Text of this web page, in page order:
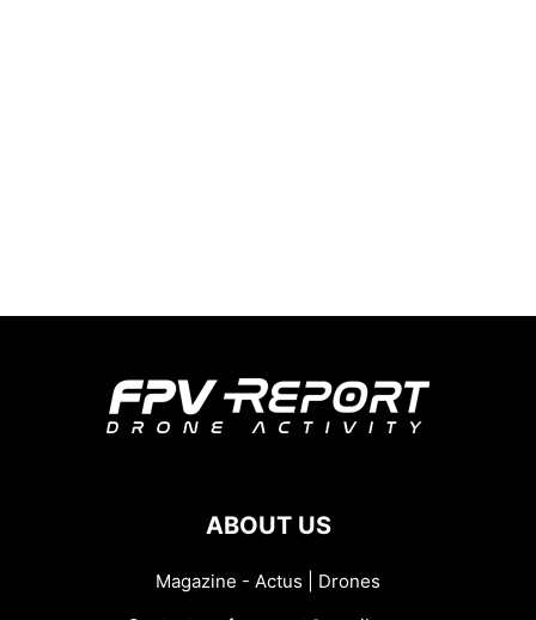
ABOUT US
Magazine - Actus | Drones